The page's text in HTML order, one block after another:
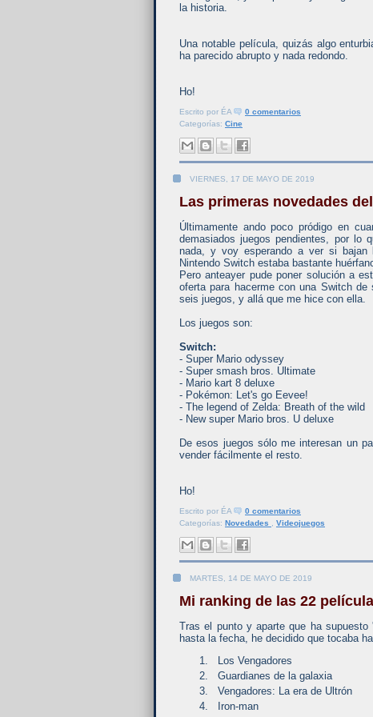
la historia.
Una notable película, quizás algo
ha parecido abrupto y nada redondo.
Ho!
Escrito por ÉA
0 comentarios
Categorías: Cine
VIERNES, 17 DE MAYO DE 2019
Las primeras novedades
Últimamente ando poco pródigo en
demasiados juegos pendientes, por lo
nada, y voy esperando a ver si
Nintendo Switch estaba bastante
Pero anteayer pude poner solución a
oferta para hacerme con una Switch
seis juegos, y allá que me hice con ella.
Los juegos son:
Switch:
- Super Mario odyssey
- Super smash bros. Ultimate
- Mario kart 8 deluxe
- Pokémon: Let's go Eevee!
- The legend of Zelda: Breath of the wild
- New super Mario bros. U deluxe
De esos juegos sólo me interesan un
vender fácilmente el resto.
Ho!
Escrito por ÉA
0 comentarios
Categorías: Novedades Videojuegos
MARTES, 14 DE MAYO DE 2019
Mi ranking de las 22
Tras el punto y aparte que ha supuesto
hasta la fecha, he decidido que tocaba
Los Vengadores
Guardianes de la galaxia
Vengadores: La era de Ultrón
Iron-man